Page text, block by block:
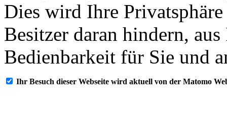
Dies wird Ihre
Besitzer daran hindern,
Bedienbarkeit für Sie und
Ihr Besuch dieser Webseite wird aktuell von der Matomo